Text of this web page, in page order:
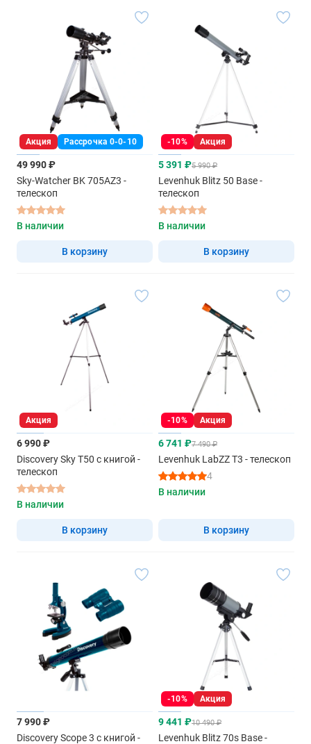
Акция Рассрочка 0-0-10
49 990 ₽
Sky-Watcher BK 705AZ3 -
телескоп
В наличии
В корзину
-10% Акция
5 391 ₽5 990 ₽
Levenhuk Blitz 50 Base -
телескоп
В наличии
В корзину
Акция
6 990 ₽
Discovery Sky T50 с книгой -
телескоп
В наличии
В корзину
-10% Акция
6 741 ₽7 490 ₽
Levenhuk LabZZ T3 - телескоп
4
В наличии
В корзину
7 990 ₽
Discovery Scope 3 с книгой -
-10% Акция
9 441 ₽10 490 ₽
Levenhuk Blitz 70s Base -